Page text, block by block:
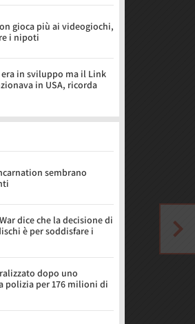
gioca più ai videogiochi,
i nipoti
era in sviluppo ma il Link
in USA, ricorda
sembrano
dice che la decisione di
è per soddisfare i
dopo uno
polizia per 176 milioni di